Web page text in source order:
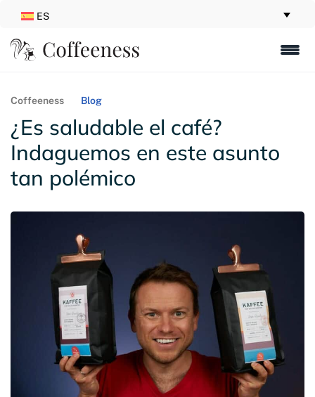
ES
Coffeeness Blog
¿Es saludable el café?
Indaguemos en este asunto
tan polémico